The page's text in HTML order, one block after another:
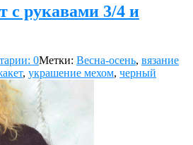
с рукавами 3/4 и
0Метки: Весна-осень, вязание
, украшение мехом, черный